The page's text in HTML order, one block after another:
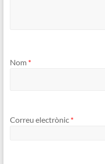
Nom *
Correu electrònic *